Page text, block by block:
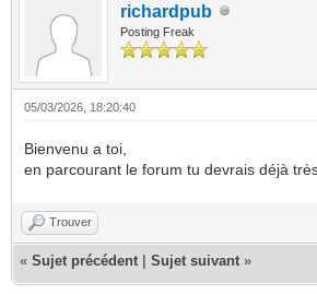
richardpub
Posting Freak
05/03/2026, 18:20:40
Bienvenu a toi,
en parcourant le forum tu devrais déjà
Trouver
« Sujet précédent Sujet suivant »